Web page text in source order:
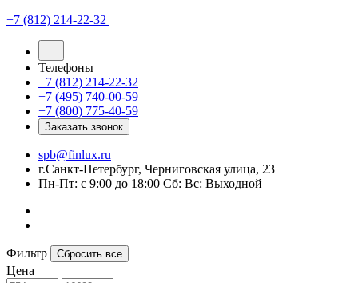
+7 (812) 214-22-32
Телефоны
+7 (812) 214-22-32
+7 (495) 740-00-59
+7 (800) 775-40-59
Заказать звонок
spb@finlux.ru
г.Санкт-Петербург, Черниговская улица, 23
Пн-Пт: с 9:00 до 18:00 Сб: Вс: Выходной
Фильтр Сбросить все
Цена